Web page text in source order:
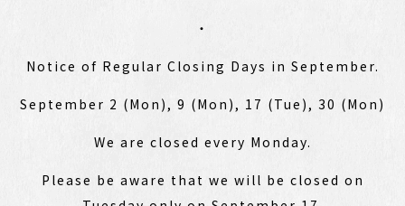
・
Notice of Regular Closing Days in September.
September 2 (Mon), 9 (Mon), 17 (Tue), 30 (Mon)
We are closed every Monday.
Please be aware that we will be closed on